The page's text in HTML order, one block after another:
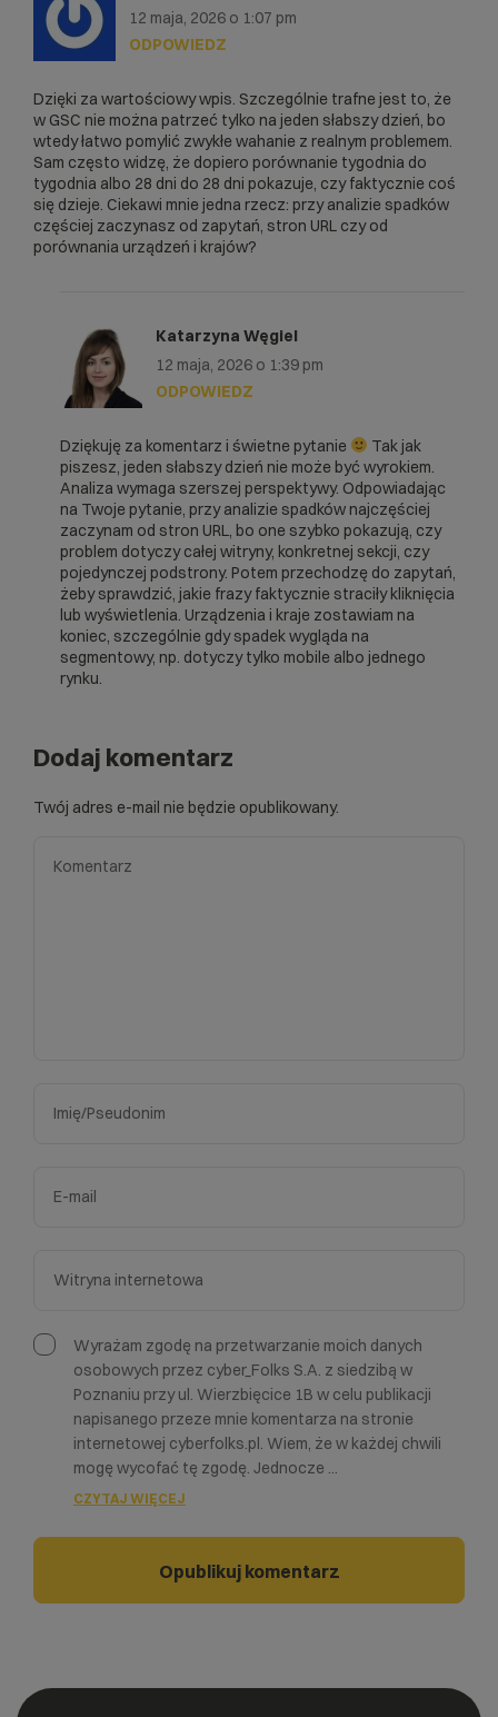
12 maja, 2026 o 1:07 pm
Dzięki za wartościowy wpis. Szczególnie trafne jest to, że
w GSC nie można patrzeć tylko na jeden słabszy dzień, bo
wtedy łatwo pomylić zwykłe wahanie z realnym problemem.
Sam często widzę, że dopiero porównanie tygodnia do
tygodnia albo 28 dni do 28 dni pokazuje, czy faktycznie coś
się dzieje. Ciekawi mnie jedna rzecz: przy analizie spadków
częściej zaczynasz od zapytań, stron URL czy od
porównania urządzeń i krajów?
ODPOWIEDZ
Katarzyna Węgiel
12 maja, 2026 o 1:39 pm
Dziękuję za komentarz i świetne pytanie
Tak jak
piszesz, jeden słabszy dzień nie może być wyrokiem.
Analiza wymaga szerszej perspektywy. Odpowiadając
na Twoje pytanie, przy analizie spadków najczęściej
zaczynam od stron URL, bo one szybko pokazują, czy
problem dotyczy całej witryny, konkretnej sekcji, czy
pojedynczej podstrony. Potem przechodzę do zapytań,
żeby sprawdzić, jakie frazy faktycznie straciły kliknięcia
lub wyświetlenia. Urządzenia i kraje zostawiam na
koniec, szczególnie gdy spadek wygląda na
segmentowy, np. dotyczy tylko mobile albo jednego
rynku.
ODPOWIEDZ
Dodaj komentarz
Twój adres e-mail nie będzie opublikowany.
Wyrażam zgodę na przetwarzanie moich danych
osobowych przez cyber_Folks S.A. z siedzibą w
Poznaniu przy ul. Wierzbięcice 1B w celu publikacji
napisanego przeze mnie komentarza na stronie
internetowej cyberfolks.pl. Wiem, że w każdej chwili
mogę wycofać tę zgodę. Jednocze ...
CZYTAJ WIĘCEJ